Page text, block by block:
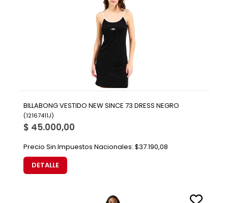
BILLABONG VESTIDO NEW SINCE 73 DRESS NEGRO
(12167411J)
$ 45.000,00
Precio Sin Impuestos Nacionales: $37.190,08
DETALLE